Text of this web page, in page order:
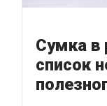
Сумка в
список